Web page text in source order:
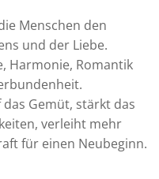
Menschen den
und der Liebe.
Harmonie, Romantik
Gemüt, stärkt das
verleiht mehr
für einen Neubeginn.